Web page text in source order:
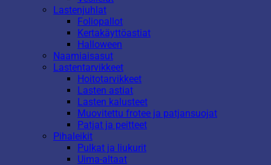
Lastenjuhlat
Foliopallot
Kertakäyttöastiat
Halloween
Naamiaisasut
Lastentarvikkeet
Hoitotarvikkeet
Lasten astiat
Lasten kalusteet
Muovitettu frotee ja patjansuojat
Patjat ja peitteet
Pihaleikit
Pulkat ja liukurit
Uima-altaat